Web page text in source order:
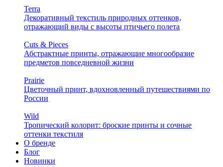
Terra
Декоративный текстиль природных оттенков,
отражающий виды с высоты птичьего полета
Cuts & Pieces
Абстрактные принты, отражающие многообразие
предметов повседневной жизни
Prairie
Цветочный принт, вдохновленный путешествиями по
России
Wild
Тропический колорит: броские принты и сочные
оттенки текстиля
О бренде
Блог
Новинки